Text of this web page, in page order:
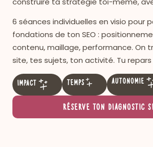
6 séances individuelles en visio pour
fondations de ton SEO :
contenu, maillage, performance. On
site, tes sujets, ton activité. Tu
Impact Temps Autonomie
Réserve ton diagnostic